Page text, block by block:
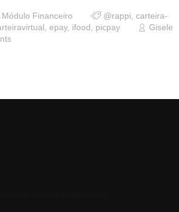
Módulo Financeiro @rappi, carteira-
, epay, ifood , picpay
Gisele